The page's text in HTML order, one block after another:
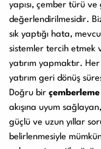
yapısı, çember türü
değerlendirilmesidir.
sık yaptığı hata,
sistemler tercih etmek
yatırım yapmaktır.
yatırım geri dönüş
Doğru bir
akışına uyum
güçlü ve uzun yıllar
belirlenmesiyle